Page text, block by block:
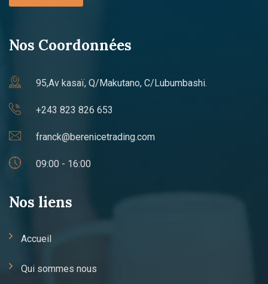
Nos Coordonnées
95,Av kasaï, Q/Makutano, C/Lubumbashi.
+243 823 826 653
franck@berenicetrading.com
09:00 - 16:00
Nos liens
Accueil
Qui sommes nous